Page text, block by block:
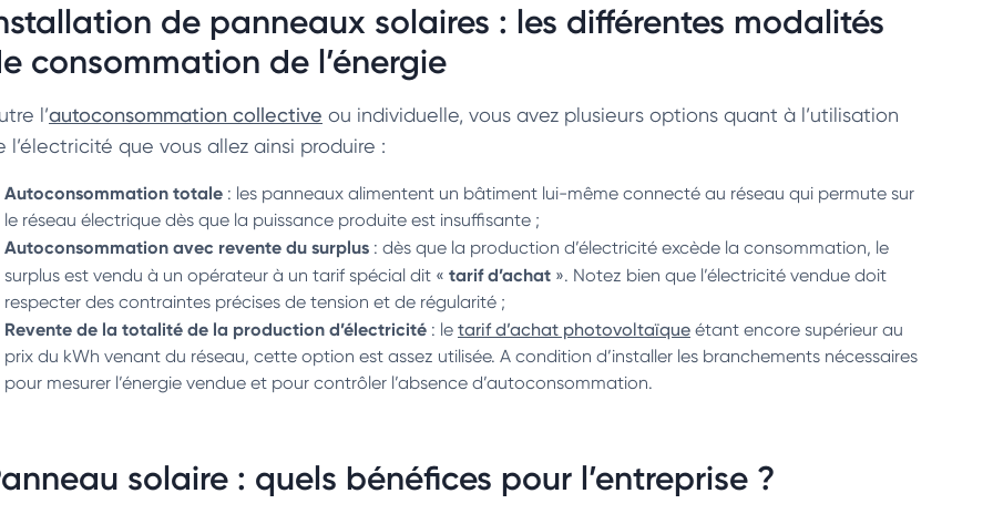
de panneaux solaires : les différentes modalités
consommation de l’énergie
l’autoconsommation collective ou individuelle, vous avez plusieurs options quant à l’utilisation
l’électricité que vous allez ainsi produire :
Autoconsommation totale : les panneaux alimentent un bâtiment lui-même connecté au réseau qui permute sur
le réseau électrique dès que la puissance produite est insuffisante ;
Autoconsommation avec revente du surplus : dès que la production d’électricité excède la consommation, le
surplus est vendu à un opérateur à un tarif spécial dit « tarif d’achat ». Notez bien que l’électricité vendue doit
respecter des contraintes précises de tension et de régularité ;
Revente de la totalité de la production d’électricité : le tarif d’achat photovoltaïque étant encore supérieur au
prix du kWh venant du réseau, cette option est assez utilisée. A condition d’installer les branchements nécessaires
pour mesurer l’énergie vendue et pour contrôler l’absence d’autoconsommation.
solaire : quels bénéfices pour l’entreprise ?